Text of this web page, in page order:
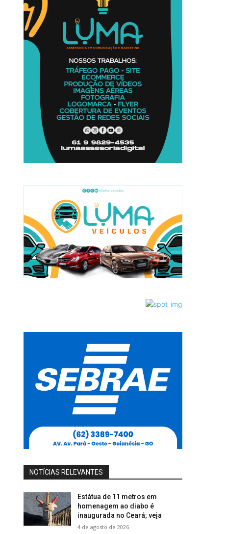
NOTÍCIAS RELEVANTES
Estátua de 11 metros em
homenagem ao diabo é
inaugurada no Ceará; veja
4 de agosto de 2026